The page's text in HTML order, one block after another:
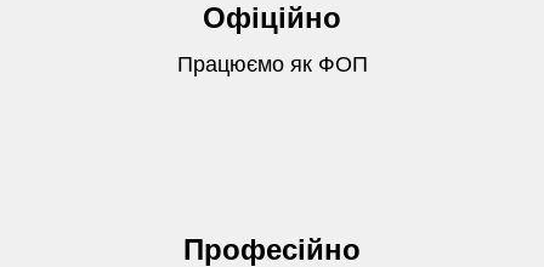
Офіційно
Працюємо як ФОП
Професійно